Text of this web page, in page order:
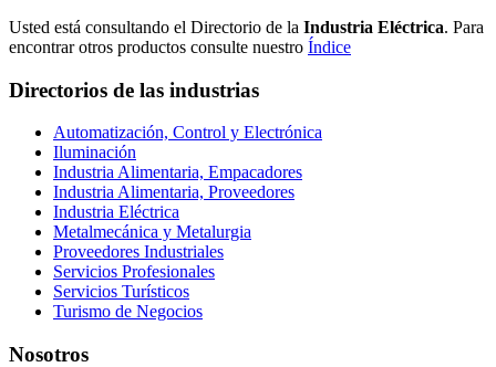
Usted está consultando el Directorio de la Industria Eléctrica. Para
encontrar otros productos consulte nuestro Índice
Directorios de las industrias
Automatización, Control y Electrónica
Iluminación
Industria Alimentaria, Empacadores
Industria Alimentaria, Proveedores
Industria Eléctrica
Metalmecánica y Metalurgia
Proveedores Industriales
Servicios Profesionales
Servicios Turísticos
Turismo de Negocios
Nosotros